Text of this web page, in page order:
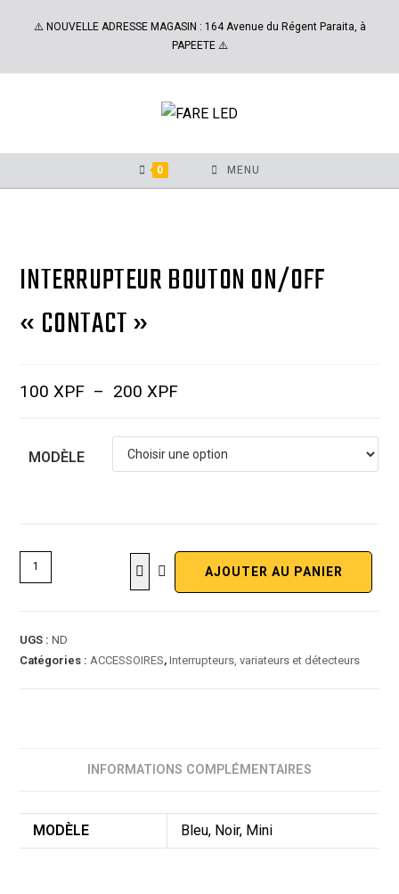
⚠️ NOUVELLE ADRESSE MAGASIN : 164 Avenue du Régent Paraita, à
PAPEETE ⚠️
0 MENU
INTERRUPTEUR BOUTON ON/OFF
« CONTACT »
100XPF – 200XPF
MODÈLE
AJOUTER AU PANIER
UGS :ND
Catégories : ACCESSOIRES,Interrupteurs, variateurs et détecteurs
INFORMATIONS COMPLÉMENTAIRES
MODÈLE Bleu, Noir, Mini